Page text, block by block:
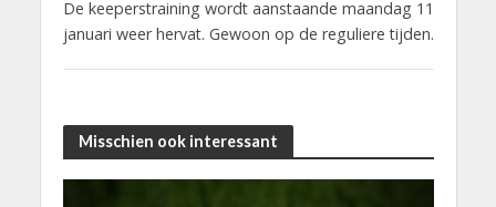
De keeperstraining wordt aanstaande maandag 11
januari weer hervat. Gewoon op de reguliere tijden.
Misschien ook interessant